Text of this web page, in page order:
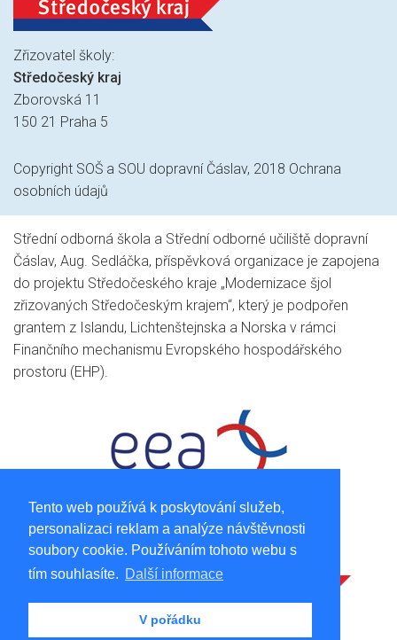
Tento web používá k poskytování služeb,
personalizaci reklam a analýze návštěvnosti
soubory cookie. Používáním tohoto webu s
tím souhlasíte. Další informace
V pořádku
Zřizovatel školy:
Středočeský kraj
Zborovská 11
150 21 Praha 5
Copyright SOŠ a SOU dopravní Čáslav, 2018 Ochrana
osobních údajů
Střední odborná škola a Střední odborné učiliště dopravní
Čáslav, Aug. Sedláčka, příspěvková organizace je zapojena
do projektu Středočeského kraje „Modernizace šjol
zřizovaných Středočeským krajem“, který je podpořen
grantem z Islandu, Lichtenštejnska a Norska v rámci
Finančního mechanismu Evropského hospodářského
prostoru (EHP).